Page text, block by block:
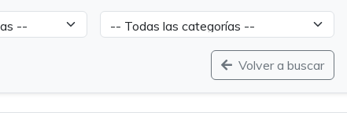
Volver a buscar